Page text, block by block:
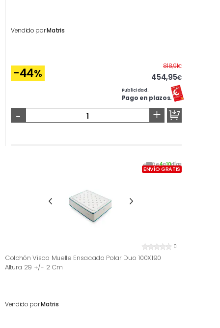
Vendido porMatris
-44%
818,91€Antes
454,95€
Publicidad.
Pago en plazos.
- +
De4a10días
ENVÍO GRATIS
0
Colchón Visco Muelle Ensacado Polar Duo 100X190
Altura 29 +/- 2 Cm
Vendido porMatris